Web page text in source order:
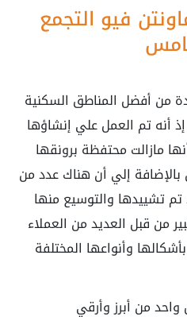
فيو التجمع
من أفضل المناطق السكنية
أنه تم العمل علي إنشاؤها
مازالت محتفظة برونقها
إلي أن هناك عدد من
تشييدها والتوسيع منها
من قبل العديد من العملاء
وأنواعها المختلفة
من أبرز وأرقي